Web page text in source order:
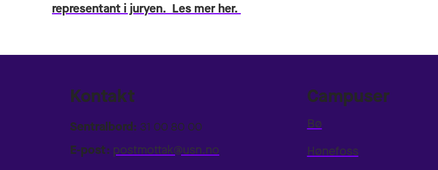
representant i juryen. Les mer her.
Kontakt
Sentralbord: 31 00 80 00
E-post: postmottak@usn.no
Campuser
Bø
Hønefoss